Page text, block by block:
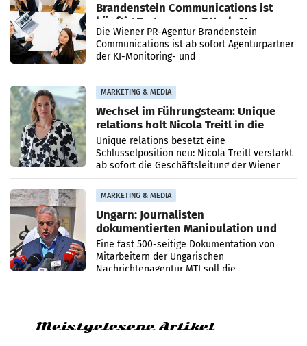
Brandenstein Communications ist
künftig Partner von OtterlyAI
Die Wiener PR-Agentur Brandenstein
Communications ist ab sofort Agenturpartner
der KI-Monitoring- und
MARKETING & MEDIA
Wechsel im Führungsteam: Unique
relations holt Nicola Treitl in die
Geschäftsleitung
Unique relations besetzt eine
Schlüsselposition neu: Nicola Treitl verstärkt
ab sofort die Geschäftsleitung der Wiener
PR-Agentur an der Seite von Josef Kalina und
Anna Kalina-Mahr.
MARKETING & MEDIA
Ungarn: Journalisten
dokumentierten Manipulation und
Zensur
Eine fast 500-seitige Dokumentation von
Mitarbeitern der Ungarischen
Nachrichtenagentur MTI soll die
systematische Nachrichten-Manipulation und
Meistgelesene Artikel